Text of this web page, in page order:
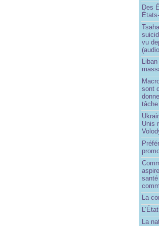
Des
vu
sont
tâche
Unis
La
La